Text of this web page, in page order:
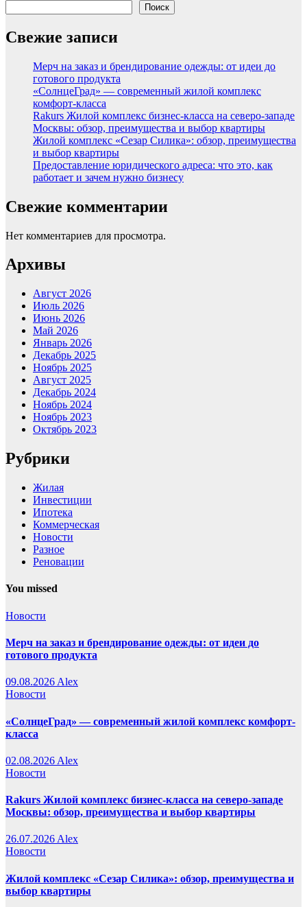
Поиск
Свежие записи
Мерч на заказ и брендирование одежды: от идеи до
готового продукта
«СолнцеГрад» — современный жилой комплекс
комфорт-класса
Rakurs Жилой комплекс бизнес-класса на северо-западе
Москвы: обзор, преимущества и выбор квартиры
Жилой комплекс «Сезар Силика»: обзор, преимущества
и выбор квартиры
Предоставление юридического адреса: что это, как
работает и зачем нужно бизнесу
Свежие комментарии
Нет комментариев для просмотра.
Архивы
Август 2026
Июль 2026
Июнь 2026
Май 2026
Январь 2026
Декабрь 2025
Ноябрь 2025
Август 2025
Декабрь 2024
Ноябрь 2024
Ноябрь 2023
Октябрь 2023
Рубрики
Жилая
Инвестиции
Ипотека
Коммерческая
Новости
Разное
Реновации
You missed
Новости
Мерч на заказ и брендирование одежды: от идеи до
готового продукта
09.08.2026 Alex
Новости
«СолнцеГрад» — современный жилой комплекс комфорт-
класса
02.08.2026 Alex
Новости
Rakurs Жилой комплекс бизнес-класса на северо-западе
Москвы: обзор, преимущества и выбор квартиры
26.07.2026 Alex
Новости
Жилой комплекс «Сезар Силика»: обзор, преимущества и
выбор квартиры